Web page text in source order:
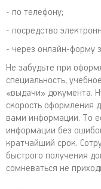
- по телефону;
- посредство
- через онлайн-форму
Не забудьте при
специальность,
«выдачи» документа.
скорость оформления
вами информации. То
информации без
кратчайший срок.
быстрого получения
сомневаться не